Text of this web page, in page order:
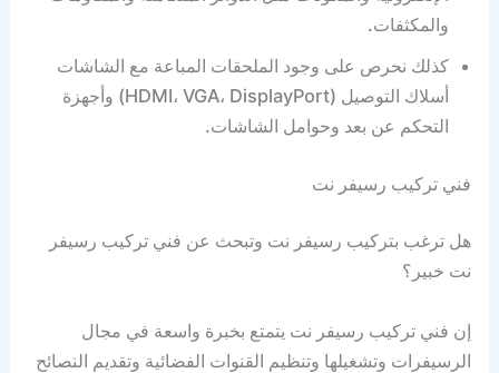
والمكثفات.
كذلك نحرص على وجود الملحقات المباعة مع الشاشات
أسلاك التوصيل (HDMI، VGA، DisplayPort) وأجهزة
التحكم عن بعد وحوامل الشاشات.
فني تركيب رسيفر نت
هل ترغب بتركيب رسيفر نت وتبحث عن فني تركيب رسيفر
نت خبير؟
إن فني تركيب رسيفر نت يتمتع بخبرة واسعة في مجال
الرسيفرات وتشغيلها وتنظيم القنوات الفضائية وتقديم النصائح